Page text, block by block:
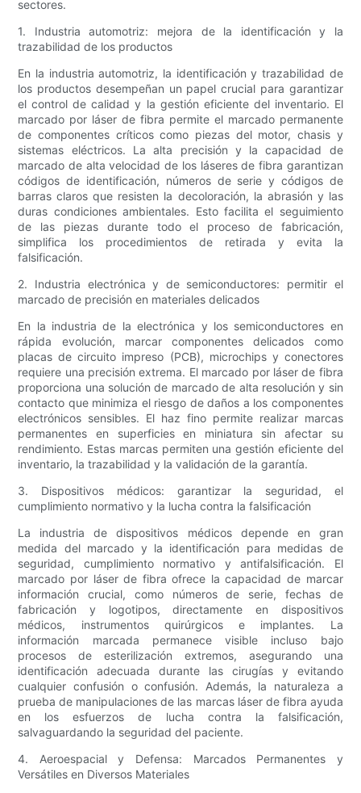
sectores.
1. Industria automotriz: mejora de la identificación y la
trazabilidad de los productos
En la industria automotriz, la identificación y trazabilidad de
los productos desempeñan un papel crucial para garantizar
el control de calidad y la gestión eficiente del inventario. El
marcado por láser de fibra permite el marcado permanente
de componentes críticos como piezas del motor, chasis y
sistemas eléctricos. La alta precisión y la capacidad de
marcado de alta velocidad de los láseres de fibra garantizan
códigos de identificación, números de serie y códigos de
barras claros que resisten la decoloración, la abrasión y las
duras condiciones ambientales. Esto facilita el seguimiento
de las piezas durante todo el proceso de fabricación,
simplifica los procedimientos de retirada y evita la
falsificación.
2. Industria electrónica y de semiconductores: permitir el
marcado de precisión en materiales delicados
En la industria de la electrónica y los semiconductores en
rápida evolución, marcar componentes delicados como
placas de circuito impreso (PCB), microchips y conectores
requiere una precisión extrema. El marcado por láser de fibra
proporciona una solución de marcado de alta resolución y sin
contacto que minimiza el riesgo de daños a los componentes
electrónicos sensibles. El haz fino permite realizar marcas
permanentes en superficies en miniatura sin afectar su
rendimiento. Estas marcas permiten una gestión eficiente del
inventario, la trazabilidad y la validación de la garantía.
3. Dispositivos médicos: garantizar la seguridad, el
cumplimiento normativo y la lucha contra la falsificación
La industria de dispositivos médicos depende en gran
medida del marcado y la identificación para medidas de
seguridad, cumplimiento normativo y antifalsificación. El
marcado por láser de fibra ofrece la capacidad de marcar
información crucial, como números de serie, fechas de
fabricación y logotipos, directamente en dispositivos
médicos, instrumentos quirúrgicos e implantes. La
información marcada permanece visible incluso bajo
procesos de esterilización extremos, asegurando una
identificación adecuada durante las cirugías y evitando
cualquier confusión o confusión. Además, la naturaleza a
prueba de manipulaciones de las marcas láser de fibra ayuda
en los esfuerzos de lucha contra la falsificación,
salvaguardando la seguridad del paciente.
4. Aeroespacial y Defensa: Marcados Permanentes y
Versátiles en Diversos Materiales